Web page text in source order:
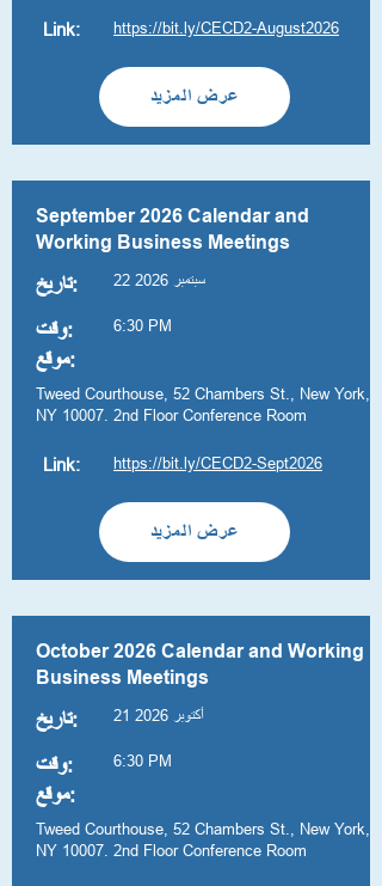
Link: https://bit.ly/CECD2-August2026
عرض المزيد
September 2026 Calendar and
Working Business Meetings
تاريخ: 22 سبتمبر 2026
وقت: 6:30 PM
موقع:
Tweed Courthouse, 52 Chambers St., New York,
NY 10007. 2nd Floor Conference Room
Link: https://bit.ly/CECD2-Sept2026
عرض المزيد
October 2026 Calendar and Working
Business Meetings
تاريخ: 21 أكتوبر 2026
وقت: 6:30 PM
موقع:
Tweed Courthouse, 52 Chambers St., New York,
NY 10007. 2nd Floor Conference Room